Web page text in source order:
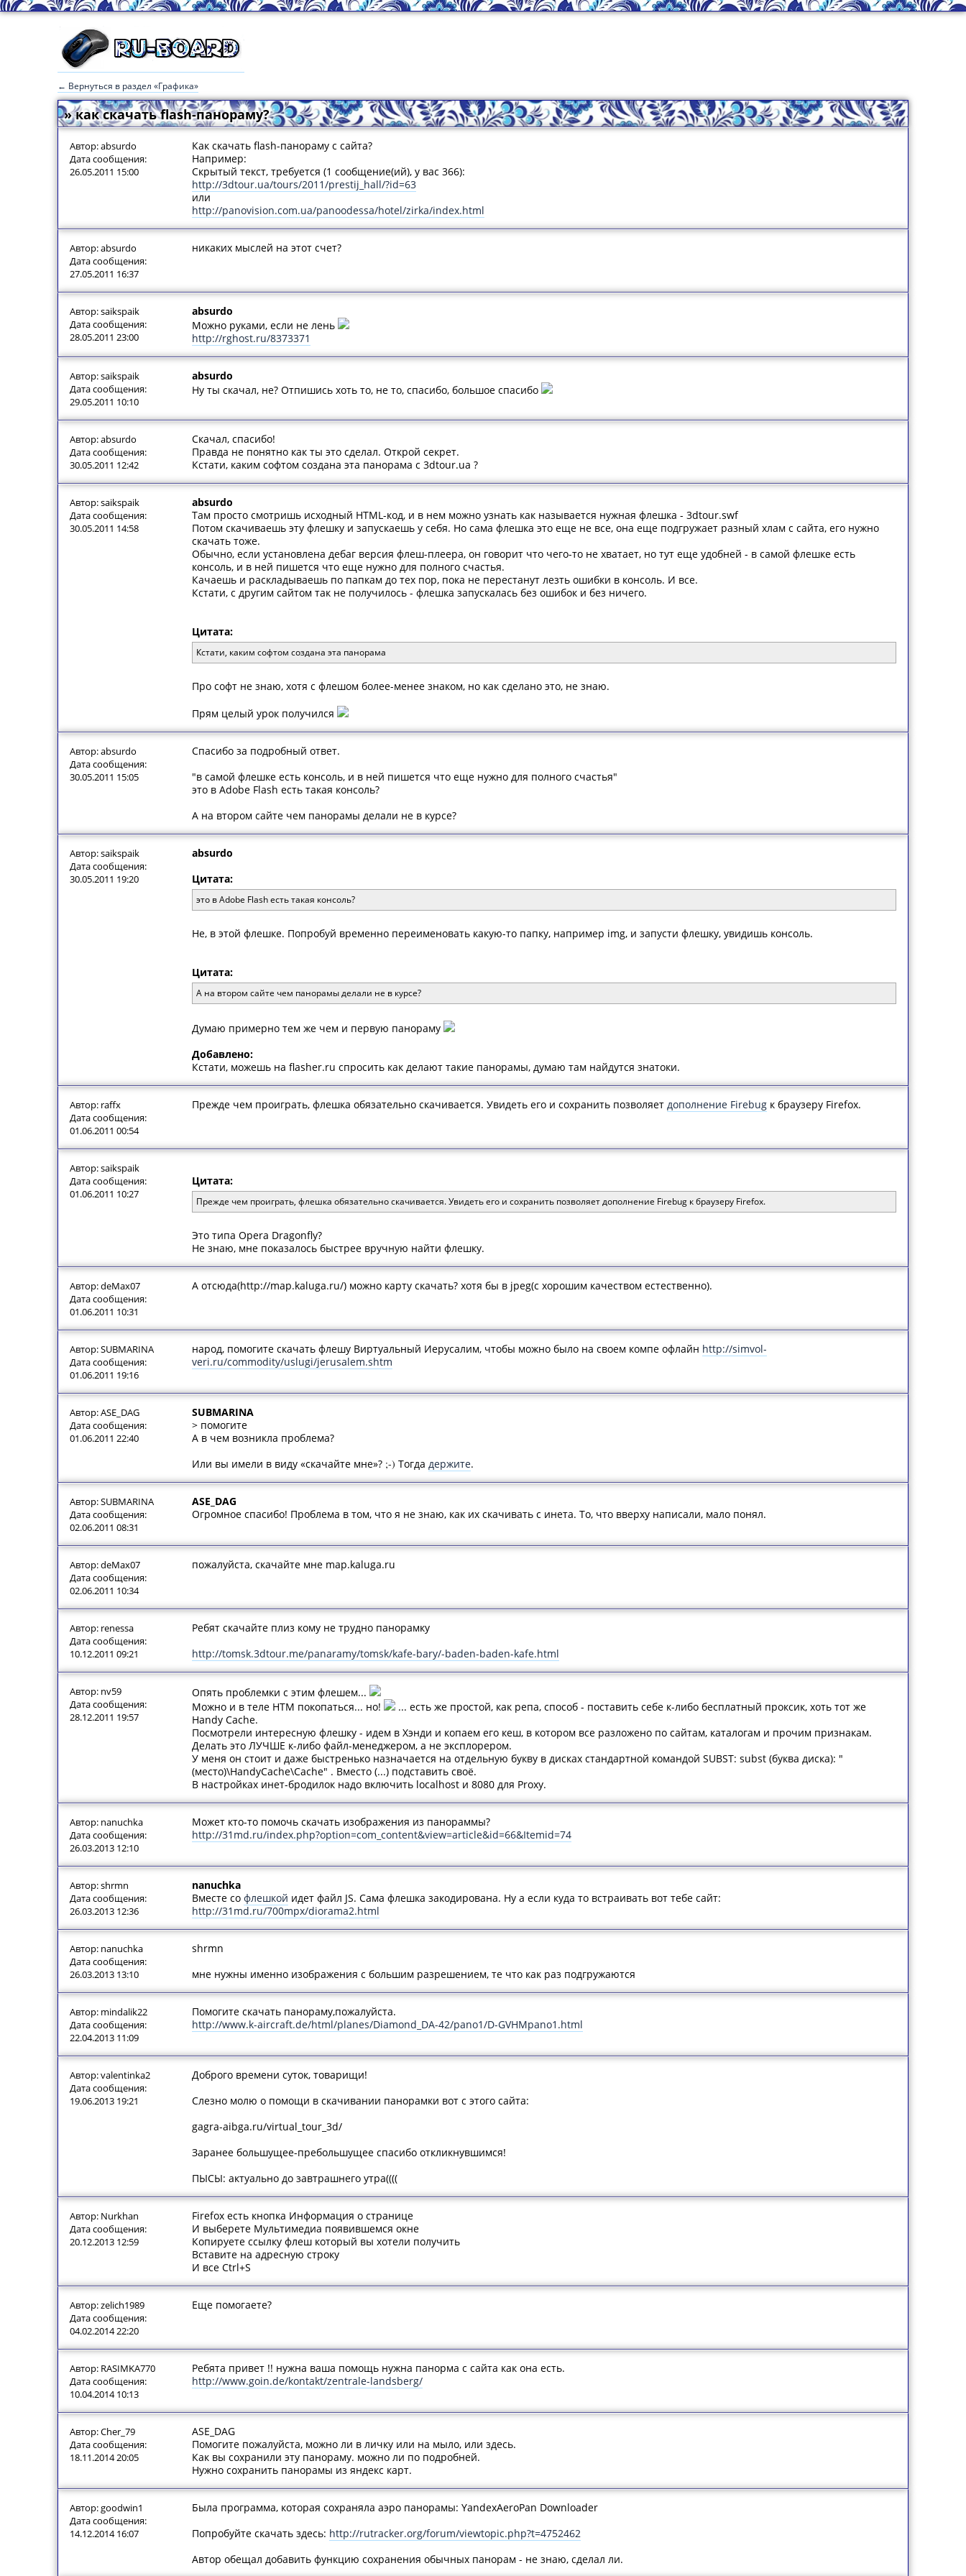
← Вернуться в раздел «Графика»
» как скачать flash-панораму?
Автор: absurdo
Дата сообщения:
26.05.2011 15:00
Как скачать flash-панораму с сайта?
Например:
Скрытый текст, требуется (1 сообщение(ий), у вас 366):
http://3dtour.ua/tours/2011/prestij_hall/?id=63
или
http://panovision.com.ua/panoodessa/hotel/zirka/index.html
Автор: absurdo
Дата сообщения:
27.05.2011 16:37
никаких мыслей на этот счет?
Автор: saikspaik
Дата сообщения:
28.05.2011 23:00
absurdo
Можно руками, если не лень
http://rghost.ru/8373371
Автор: saikspaik
Дата сообщения:
29.05.2011 10:10
absurdo
Ну ты скачал, не? Отпишись хоть то, не то, спасибо, большое спасибо
Автор: absurdo
Дата сообщения:
30.05.2011 12:42
Скачал, спасибо!
Правда не понятно как ты это сделал. Открой секрет.
Кстати, каким софтом создана эта панорама с 3dtour.ua ?
Автор: saikspaik
Дата сообщения:
30.05.2011 14:58
absurdo
Там просто смотришь исходный HTML-код, и в нем можно узнать как называется нужная флешка - 3dtour.swf
Потом скачиваешь эту флешку и запускаешь у себя. Но сама флешка это еще не все, она еще подгружает разный хлам с сайта, его нужно
скачать тоже.
Обычно, если установлена дебаг версия флеш-плеера, он говорит что чего-то не хватает, но тут еще удобней - в самой флешке есть
консоль, и в ней пишется что еще нужно для полного счастья.
Качаешь и раскладываешь по папкам до тех пор, пока не перестанут лезть ошибки в консоль. И все.
Кстати, с другим сайтом так не получилось - флешка запускалась без ошибок и без ничего.
Цитата:
Кстати, каким софтом создана эта панорама
Про софт не знаю, хотя с флешом более-менее знаком, но как сделано это, не знаю.
Прям целый урок получился
Автор: absurdo
Дата сообщения:
30.05.2011 15:05
Спасибо за подробный ответ.
"в самой флешке есть консоль, и в ней пишется что еще нужно для полного счастья"
это в Adobe Flash есть такая консоль?
А на втором сайте чем панорамы делали не в курсе?
Автор: saikspaik
Дата сообщения:
30.05.2011 19:20
absurdo
Цитата:
это в Adobe Flash есть такая консоль?
Не, в этой флешке. Попробуй временно переименовать какую-то папку, например img, и запусти флешку, увидишь консоль.
Цитата:
А на втором сайте чем панорамы делали не в курсе?
Думаю примерно тем же чем и первую панораму
Добавлено:
Кстати, можешь на flasher.ru спросить как делают такие панорамы, думаю там найдутся знатоки.
Автор: raffx
Дата сообщения:
01.06.2011 00:54
Прежде чем проиграть, флешка обязательно скачивается. Увидеть его и сохранить позволяет дополнение Firebug к браузеру Firefox.
Автор: saikspaik
Дата сообщения:
01.06.2011 10:27
Цитата:
Прежде чем проиграть, флешка обязательно скачивается. Увидеть его и сохранить позволяет дополнение Firebug к браузеру Firefox.
Это типа Opera Dragonfly?
Не знаю, мне показалось быстрее вручную найти флешку.
Автор: deMax07
Дата сообщения:
01.06.2011 10:31
А отсюда(http://map.kaluga.ru/) можно карту скачать? хотя бы в jpeg(с хорошим качеством естественно).
Автор: SUBMARINA
Дата сообщения:
01.06.2011 19:16
народ, помогите скачать флешу Виртуальный Иерусалим, чтобы можно было на своем компе офлайн http://simvol-
veri.ru/commodity/uslugi/jerusalem.shtm
Автор: ASE_DAG
Дата сообщения:
01.06.2011 22:40
SUBMARINA
> помогите
А в чем возникла проблема?
Или вы имели в виду «скачайте мне»? ;-) Тогда держите.
Автор: SUBMARINA
Дата сообщения:
02.06.2011 08:31
ASE_DAG
Огромное спасибо! Проблема в том, что я не знаю, как их скачивать с инета. То, что вверху написали, мало понял.
Автор: deMax07
Дата сообщения:
02.06.2011 10:34
пожалуйста, скачайте мне map.kaluga.ru
Автор: renessa
Дата сообщения:
10.12.2011 09:21
Ребят скачайте плиз кому не трудно панорамку
http://tomsk.3dtour.me/panaramy/tomsk/kafe-bary/-baden-baden-kafe.html
Автор: nv59
Дата сообщения:
28.12.2011 19:57
Опять проблемки с этим флешем...
Можно и в теле HTM покопаться... но!
... есть же простой, как репа, способ - поставить себе к-либо бесплатный проксик, хоть тот же
Handy Cache.
Посмотрели интересную флешку - идем в Хэнди и копаем его кеш, в котором все разложено по сайтам, каталогам и прочим признакам.
Делать это ЛУЧШЕ к-либо файл-менеджером, а не эксплорером.
У меня он стоит и даже быстренько назначается на отдельную букву в дисках стандартной командой SUBST: subst (буква диска): "
(место)\HandyCache\Cache" . Вместо (...) подставить своё.
В настройках инет-бродилок надо включить localhost и 8080 для Proxy.
Автор: nanuchka
Дата сообщения:
26.03.2013 12:10
Может кто-то помочь скачать изображения из панораммы?
http://31md.ru/index.php?option=com_content&view=article&id=66&Itemid=74
Автор: shrmn
Дата сообщения:
26.03.2013 12:36
nanuchka
Вместе со флешкой идет файл JS. Сама флешка закодирована. Ну а если куда то встраивать вот тебе сайт:
http://31md.ru/700mpx/diorama2.html
Автор: nanuchka
Дата сообщения:
26.03.2013 13:10
shrmn
мне нужны именно изображения с большим разрешением, те что как раз подгружаются
Автор: mindalik22
Дата сообщения:
22.04.2013 11:09
Помогите скачать панораму,пожалуйста.
http://www.k-aircraft.de/html/planes/Diamond_DA-42/pano1/D-GVHMpano1.html
Автор: valentinka2
Дата сообщения:
19.06.2013 19:21
Доброго времени суток, товарищи!
Слезно молю о помощи в скачивании панорамки вот с этого сайта:
gagra-aibga.ru/virtual_tour_3d/
Заранее большущее-пребольшущее спасибо откликнувшимся!
ПЫСЫ: актуально до завтрашнего утра((((
Автор: Nurkhan
Дата сообщения:
20.12.2013 12:59
Firefox есть кнопка Информация о странице
И выберете Мультимедиа появившемся окне
Копируете ссылку флеш который вы хотели получить
Вставите на адресную строку
И все Ctrl+S
Автор: zelich1989
Дата сообщения:
04.02.2014 22:20
Еще помогаете?
Автор: RASIMKA770
Дата сообщения:
10.04.2014 10:13
Ребята привет !! нужна ваша помощь нужна панорма с сайта как она есть.
http://www.goin.de/kontakt/zentrale-landsberg/
Автор: Cher_79
Дата сообщения:
18.11.2014 20:05
ASE_DAG
Помогите пожалуйста, можно ли в личку или на мыло, или здесь.
Как вы сохранили эту панораму. можно ли по подробней.
Нужно сохранить панорамы из яндекс карт.
Автор: goodwin1
Дата сообщения:
14.12.2014 16:07
Была программа, которая сохраняла аэро панорамы: YandexAeroPan Downloader
Попробуйте скачать здесь: http://rutracker.org/forum/viewtopic.php?t=4752462
Автор обещал добавить функцию сохранения обычных панорам - не знаю, сделал ли.